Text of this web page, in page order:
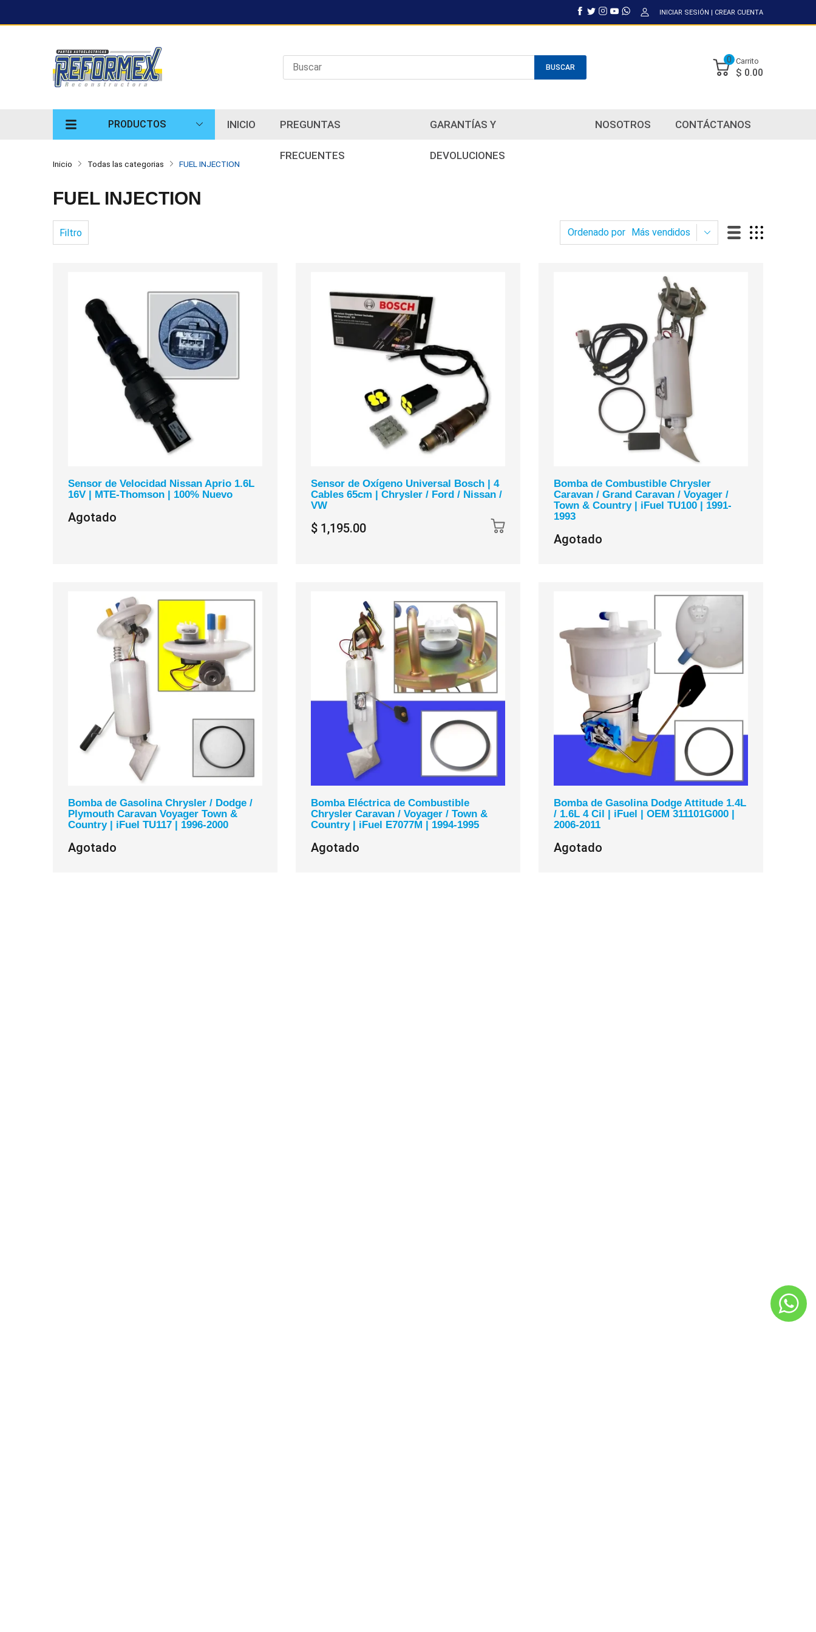
INICIAR SESIÓN | CREAR CUENTA
BUSCAR
0 Carrito
$ 0.00
PRODUCTOS INICIO PREGUNTAS
FRECUENTES
GARANTÍAS Y
DEVOLUCIONES
NOSOTROS CONTÁCTANOS
Inicio Todas las categorias FUEL INJECTION
FUEL INJECTION
Filtro Ordenado por Más vendidos
Sensor de Velocidad Nissan Aprio 1.6L
16V | MTE-Thomson | 100% Nuevo
Agotado
Sensor de Oxígeno Universal Bosch | 4
Cables 65cm | Chrysler / Ford / Nissan /
VW
$ 1,195.00
Bomba de Combustible Chrysler
Caravan / Grand Caravan / Voyager /
Town & Country | iFuel TU100 | 1991-
1993
Agotado
Bomba de Gasolina Chrysler / Dodge /
Plymouth Caravan Voyager Town &
Country | iFuel TU117 | 1996-2000
Agotado
Bomba Eléctrica de Combustible
Chrysler Caravan / Voyager / Town &
Country | iFuel E7077M | 1994-1995
Agotado
Bomba de Gasolina Dodge Attitude 1.4L
/ 1.6L 4 Cil | iFuel | OEM 311101G000 |
2006-2011
Agotado